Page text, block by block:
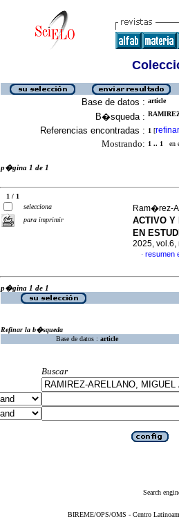
Base de datos : article
B�squeda :
Referencias encontradas : 1 [refinar
Mostrando: 1 .. 1 en
p�gina 1 de 1
1 / 1
selecciona
para imprimir
Ram�rez-
ACTIVO
EN
2025, vol.6,
· resumen
p�gina 1 de 1
Refinar la b�squeda
Base de datos : article
Buscar
Search
BIREME/OPS/OMS - Centro